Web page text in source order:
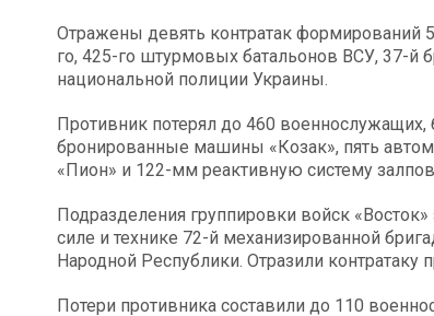
Отражены девять контратак формирований
го, 425-го штурмовых батальонов ВСУ, 37-
национальной полиции Украины.
Противник потерял до 460
бронированные машины «Козак», пять
«Пион» и 122-мм реактивную систему
Подразделения группировки войск
силе и технике 72-й механизированной
Народной Республики. Отразили контратаку
Потери противника составили до 110